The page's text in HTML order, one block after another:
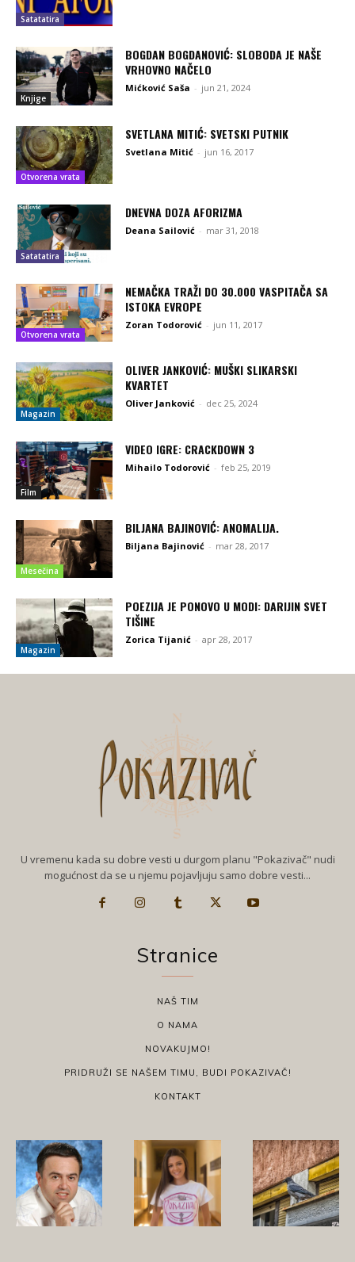
Satatatira
Knjige
BOGDAN BOGDANOVIĆ: SLOBODA JE NAŠE
VRHOVNO NAČELO
Mićković Saša - jun 21, 2024
Otvorena vrata
SVETLANA MITIĆ: SVETSKI PUTNIK
Svetlana Mitić - jun 16, 2017
Satatatira
DNEVNA DOZA AFORIZMA
Deana Sailović - mar 31, 2018
Otvorena vrata
NEMAČKA TRAŽI DO 30.000 VASPITAČA SA
ISTOKA EVROPE
Zoran Todorović - jun 11, 2017
Magazin
OLIVER JANKOVIĆ: MUŠKI SLIKARSKI
KVARTET
Oliver Janković - dec 25, 2024
Film
VIDEO IGRE: CRACKDOWN 3
Mihailo Todorović - feb 25, 2019
Mesečina
BILJANA BAJINOVIĆ: ANOMALIJA.
Biljana Bajinović - mar 28, 2017
Magazin
POEZIJA JE PONOVO U MODI: DARIJIN SVET
TIŠINE
Zorica Tijanić - apr 28, 2017
U vremenu kada su dobre vesti u durgom planu "Pokazivač" nudi
mogućnost da se u njemu pojavljuju samo dobre vesti...
Stranice
NAŠ TIM
O NAMA
NOVAKUJMO!
PRIDRUŽI SE NAŠEM TIMU, BUDI POKAZIVAČ!
KONTAKT